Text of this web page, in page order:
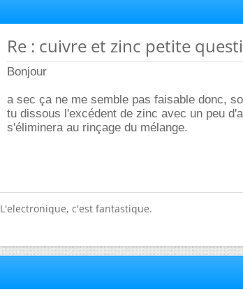
Re : cuivre et zinc petite
Bonjour
a sec ça ne me semble pas faisable donc,
tu dissous l'excédent de zinc avec un peu
s'éliminera au rinçage du mélange.
L'electronique, c'est fantastique.